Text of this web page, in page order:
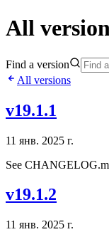
All
Find a version
All versions
v19.1.1
11 янв. 2025 г.
See
v19.1.2
11 янв. 2025 г.